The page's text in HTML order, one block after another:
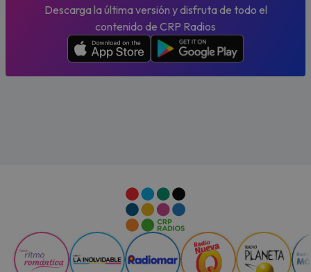
Descarga la última versión y disfruta de todo el
contenido de CRP Radios